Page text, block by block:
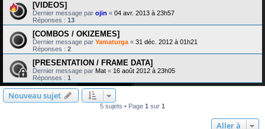
[VIDEOS]
Dernier message par ojin « 04 avr. 2013 à 23h57
Réponses : 13
[COMBOS / OKIZEMES]
Dernier message par Yamaturga « 31 déc. 2012 à 01h21
Réponses : 2
[PRESENTATION / FRAME DATA]
Dernier message par Mat « 16 août 2012 à 23h05
Réponses : 1
Nouveau sujet
5 sujets • Page 1 sur 1
Aller à